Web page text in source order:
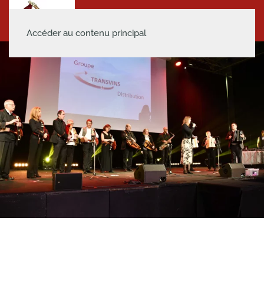
Accéder au contenu principal